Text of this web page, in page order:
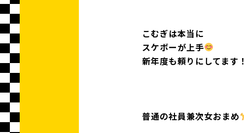
こむぎは本当に
スケボーが上手
新年度も頼りにしてます！
普通の社員兼次女おまめ